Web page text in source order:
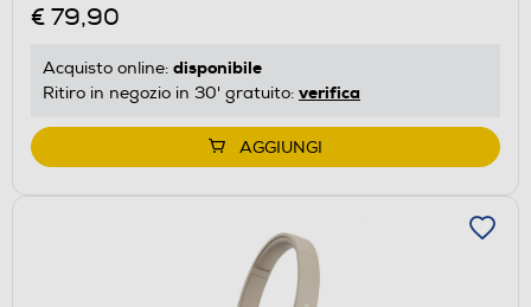
€ 79,90
Acquisto online: disponibile
Ritiro in negozio in 30' gratuito: verifica
AGGIUNGI